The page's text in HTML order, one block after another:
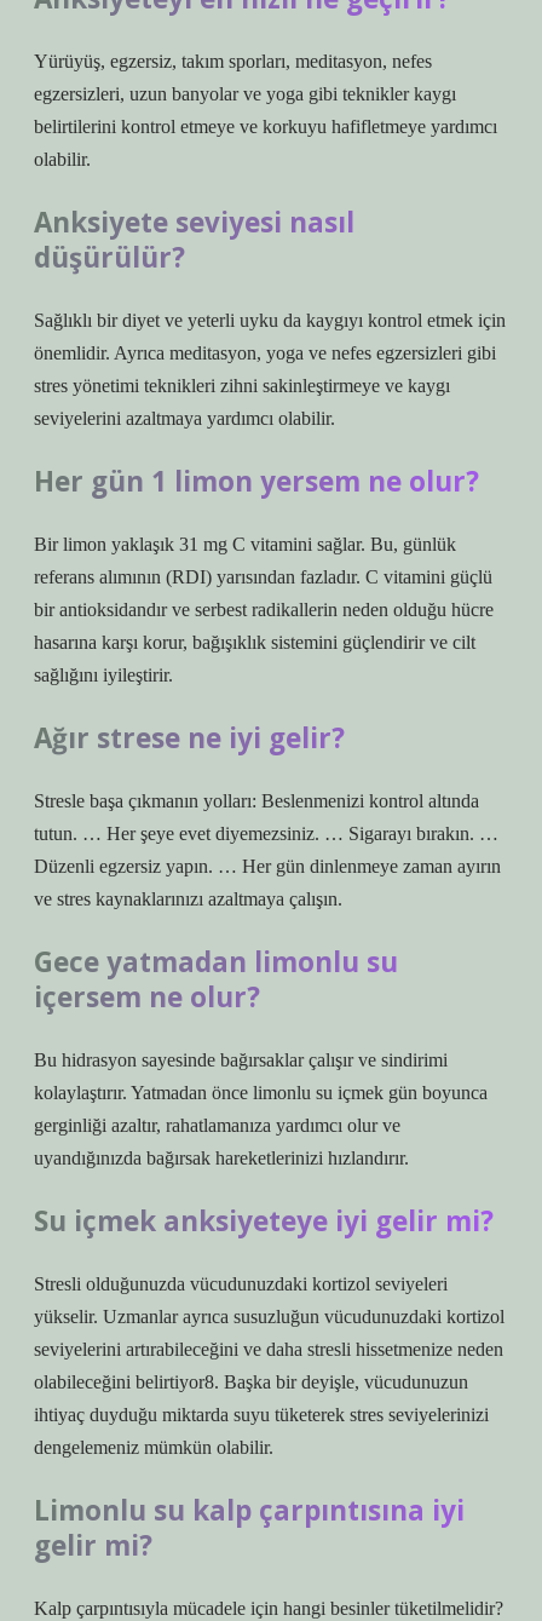
Yürüyüş, egzersiz, takım sporları, meditasyon, nefes
egzersizleri, uzun banyolar ve yoga gibi teknikler kaygı
belirtilerini kontrol etmeye ve korkuyu hafifletmeye yardımcı
olabilir.
Anksiyete seviyesi nasıl
düşürülür?
Sağlıklı bir diyet ve yeterli uyku da kaygıyı kontrol etmek için
önemlidir. Ayrıca meditasyon, yoga ve nefes egzersizleri gibi
stres yönetimi teknikleri zihni sakinleştirmeye ve kaygı
seviyelerini azaltmaya yardımcı olabilir.
Her gün 1 limon yersem ne olur?
Bir limon yaklaşık 31 mg C vitamini sağlar. Bu, günlük
referans alımının (RDI) yarısından fazladır. C vitamini güçlü
bir antioksidandır ve serbest radikallerin neden olduğu hücre
hasarına karşı korur, bağışıklık sistemini güçlendirir ve cilt
sağlığını iyileştirir.
Ağır strese ne iyi gelir?
Stresle başa çıkmanın yolları: Beslenmenizi kontrol altında
tutun. … Her şeye evet diyemezsiniz. … Sigarayı bırakın. …
Düzenli egzersiz yapın. … Her gün dinlenmeye zaman ayırın
ve stres kaynaklarınızı azaltmaya çalışın.
Gece yatmadan limonlu su
içersem ne olur?
Bu hidrasyon sayesinde bağırsaklar çalışır ve sindirimi
kolaylaştırır. Yatmadan önce limonlu su içmek gün boyunca
gerginliği azaltır, rahatlamanıza yardımcı olur ve
uyandığınızda bağırsak hareketlerinizi hızlandırır.
Su içmek anksiyeteye iyi gelir mi?
Stresli olduğunuzda vücudunuzdaki kortizol seviyeleri
yükselir. Uzmanlar ayrıca susuzluğun vücudunuzdaki kortizol
seviyelerini artırabileceğini ve daha stresli hissetmenize neden
olabileceğini belirtiyor8. Başka bir deyişle, vücudunuzun
ihtiyaç duyduğu miktarda suyu tüketerek stres seviyelerinizi
dengelemeniz mümkün olabilir.
Limonlu su kalp çarpıntısına iyi
gelir mi?
Kalp çarpıntısıyla mücadele için hangi besinler tüketilmelidir?